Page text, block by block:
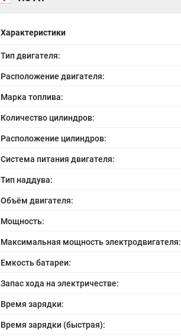
Характеристики
Тип двигателя:
Расположение двигателя:
Марка топлива:
Количество цилиндров:
Расположение цилиндров:
Система питания двигателя:
Тип наддува:
Объём двигателя:
Мощность:
Максимальная мощность электродвигателя:
Емкость батареи:
Запас хода на электричестве:
Время зарядки:
Время зарядки (быстрая):